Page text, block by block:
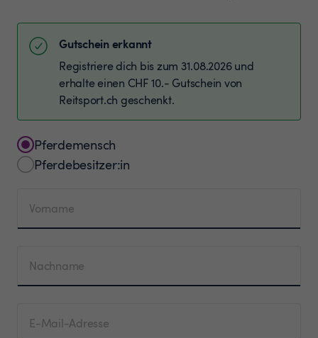
Gutschein erkannt
Registriere dich bis zum 31.08.2026 und
erhalte einen CHF 10.- Gutschein von
Reitsport.ch geschenkt.
Pferdemensch
Pferdebesitzer:in
Vorname
Nachname
E-Mail-Adresse